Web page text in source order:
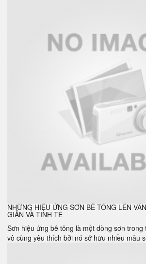
NHỮNG HIỆU ỨNG SƠN BÊ TÔNG LÊN
GIẢN VÀ TINH TẾ
Sơn hiệu ứng bê tông là một dòng sơn
vô cùng yêu thích bởi nó sở hữu nhiều mẫu